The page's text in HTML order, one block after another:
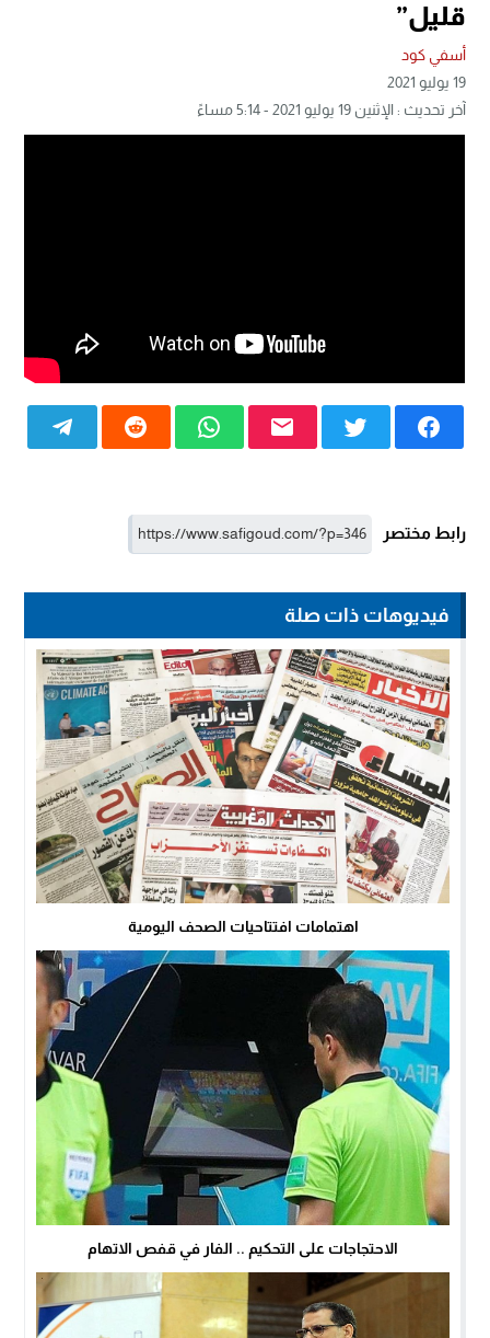
قليل”
أسفي كود
19 يوليو 2021
آخر تحديث : الإثنين 19 يوليو 2021 - 5:14 مساءً
رابط مختصر
فيديوهات ذات صلة
اهتمامات افتتاحيات الصحف اليومية
الاحتجاجات على التحكيم .. الفار في قفص الاتهام